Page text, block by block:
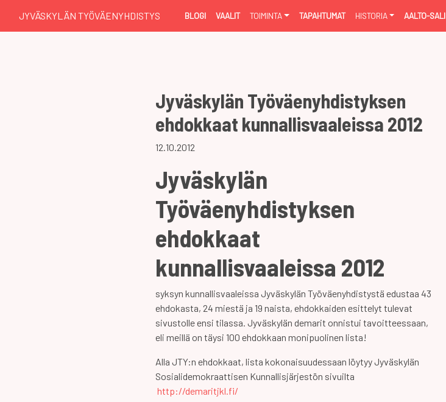
JYVÄSKYLÄN TYÖVÄENYHDISTYS BLOGI VAALIT TOIMINTA TAPAHTUMAT HISTORIA AALTO-SALI
Jyväskylän Työväenyhdistyksen
ehdokkaat kunnallisvaaleissa 2012
12.10.2012
Jyväskylän
Työväenyhdistyksen
ehdokkaat
kunnallisvaaleissa 2012
syksyn kunnallisvaaleissa Jyväskylän Työväenyhdistystä edustaa 43
ehdokasta, 24 miestä ja 19 naista, ehdokkaiden esittelyt tulevat
sivustolle ensi tilassa. Jyväskylän demarit onnistui tavoitteessaan,
eli meillä on täysi 100 ehdokkaan monipuolinen lista!
Alla JTY:n ehdokkaat, lista kokonaisuudessaan löytyy Jyväskylän
Sosialidemokraattisen Kunnallisjärjestön sivuilta
http://demaritjkl.fi/